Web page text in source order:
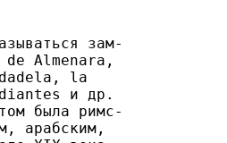
зам-
Almenara,
la
и др.
была римс-
арабским,